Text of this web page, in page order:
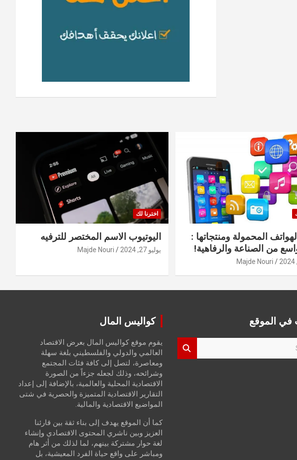
المحمولة ومنتجاتها :
من الصناعة والرفاهية!
Majde Nouri
اخترنا لك
اليوتيوب الاسم المختصر للترفيه
يوليو 27, 2024 Majde Nouri
في الموقع كواليس المال
يقوم موقع كواليس المال بعرض الاقتصاد
العالمي والدولي والفلسطيني بلغة سهلة
ومعاصرة، لتصل إلى كافة فئات المجتمع
وشرائحه، وذلك لجعله جزءاً من الصورة
الاقتصادية المحلية والعالمية، بالإضافة إلى إعداد
التقارير الاقتصادية المتميزة والحصرية في شتى
المواضيع الاقتصادية والمالية.
كما أن الموقع يهدف إلى بناء ثقة بين قارئنا
العزيز وبين ناشري المحتوى الاقتصادي وإنشاء
لغة حوار مشتركة بينهم، لما لذلك من أثر هام
ومباشر على واقع حياة الفرد المعيشية، بل